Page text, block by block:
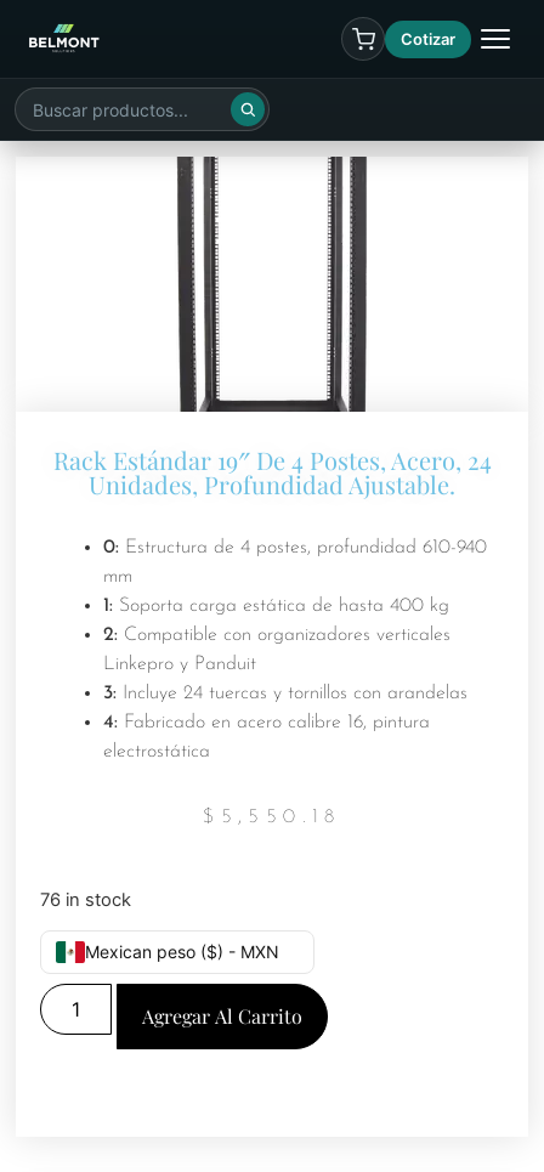
Cotizar
Rack Estándar 19″ De 4 Postes, Acero, 24
Unidades, Profundidad Ajustable.
0: Estructura de 4 postes, profundidad 610-940
mm
1: Soporta carga estática de hasta 400 kg
2: Compatible con organizadores verticales
Linkepro y Panduit
3: Incluye 24 tuercas y tornillos con arandelas
4: Fabricado en acero calibre 16, pintura
electrostática
$ 5,550.18
76 in stock
Mexican peso ($) - MXN
Agregar Al Carrito